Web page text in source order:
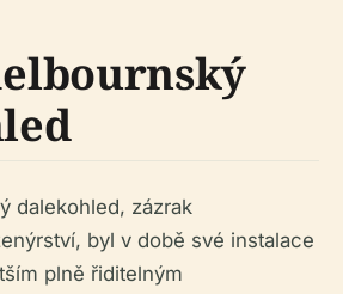
dalekohled, zázrak
byl v době své instalace
plně řiditelným